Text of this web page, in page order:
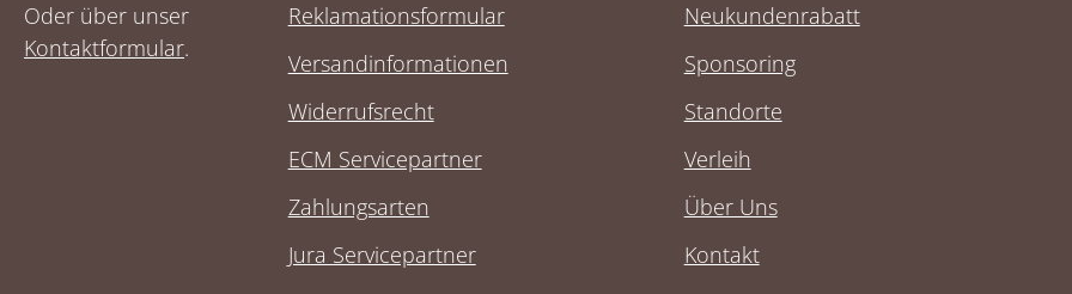
Oder über unser
Kontaktformular.
Reklamationsformular
Versandinformationen
Widerrufsrecht
ECM Servicepartner
Zahlungsarten
Jura Servicepartner
Neukundenrabatt
Sponsoring
Standorte
Verleih
Über Uns
Kontakt